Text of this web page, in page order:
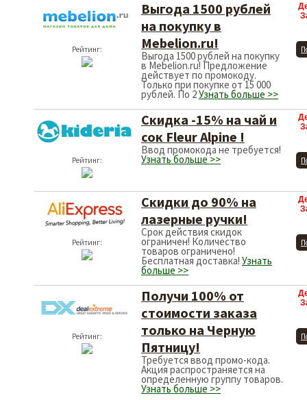
Рейтинг:
Выгода 1500 рублей
на покупку в
Mebelion.ru!
Выгода 1500 рублей на покупку
в Mebelion.ru! Предложение
действует по промокоду.
Только при покупке от 15 000
рублей. По 2Узнать больше >>
Рейтинг:
Скидка -15% на чай и
сок Fleur Alpine !
Ввод промокода не требуется!
Узнать больше >>
Рейтинг:
Скидки до 90% на
лазерные ручки!
Срок действия скидок
ограничен! Количество
товаров ограничено!
Бесплатная доставка! Узнать
больше >>
Рейтинг:
Получи 100% от
стоимости заказа
только на Черную
Пятницу!
Требуется ввод промо-кода.
Акция распространяется на
определенную группу товаров.
Узнать больше >>